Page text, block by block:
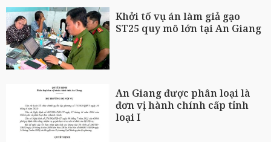
Khởi tố vụ án làm giả gạo
ST25 quy mô lớn tại An Giang
An Giang được phân loại là
đơn vị hành chính cấp tỉnh
loại I